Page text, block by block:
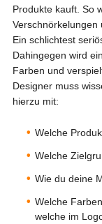
Produkte kauft. So
Verschnörkelungen
Ein schlichtest
Dahingegen wird
Farben und
Designer muss
hierzu mit:
Welche
Welche
Wie du deine
Welche
welche im